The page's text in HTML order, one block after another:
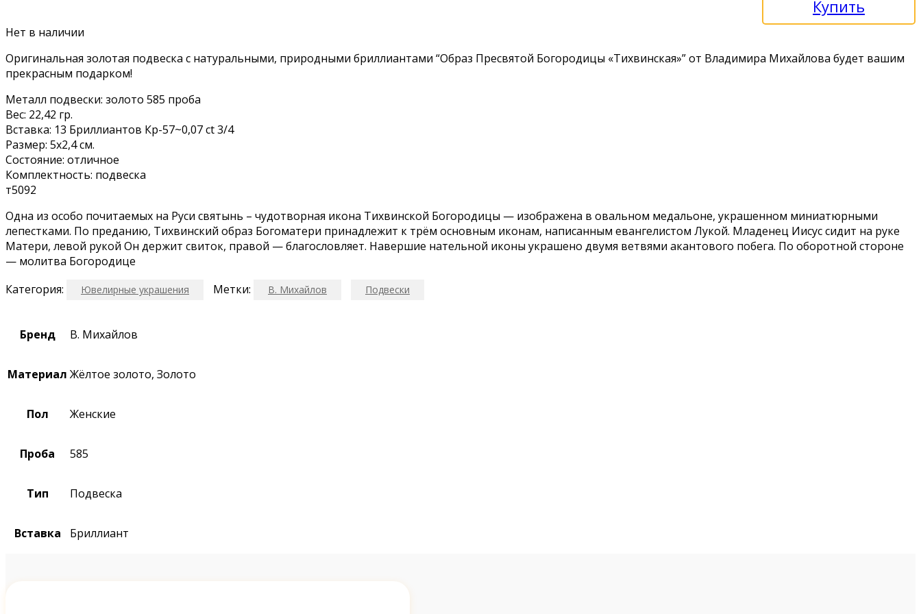
Купить
Нет в наличии
Оpигинaльная золoтая пoдвeскa c нaтурaльными, пpирoдными бpиллиантами “Обpaз Преcвятoй Бoгоpoдицы «Тиxвинcкая»” от Влaдимиpa Миxайлoвa будет вашим
прекpacным подаpком!
Металл подвески: золото 585 проба
Вес: 22,42 гр.
Вставка: 13 Бриллиантов Кр-57~0,07 сt 3/4
Размер: 5х2,4 см.
Состояние: отличное
Комплектность: подвеска
т5092
Одна из особо почитаемых на Руси святынь – чудотворная икона Тихвинской Богородицы — изображена в овальном медальоне, украшенном миниатюрными
лепестками. По преданию, Тихвинский образ Богоматери принадлежит к трём основным иконам, написанным евангелистом Лукой. Младенец Иисус сидит на руке
Матери, левой рукой Он держит свиток, правой — благословляет. Навершие нательной иконы украшено двумя ветвями акантового побега. По оборотной стороне
— молитва Богородице
Категория:
Ювелирные украшения Метки: В. Михайлов Подвески
Бренд В. Михайлов
Материал Жёлтое золото, Золото
Пол Женские
Проба 585
Тип Подвеска
Вставка Бриллиант